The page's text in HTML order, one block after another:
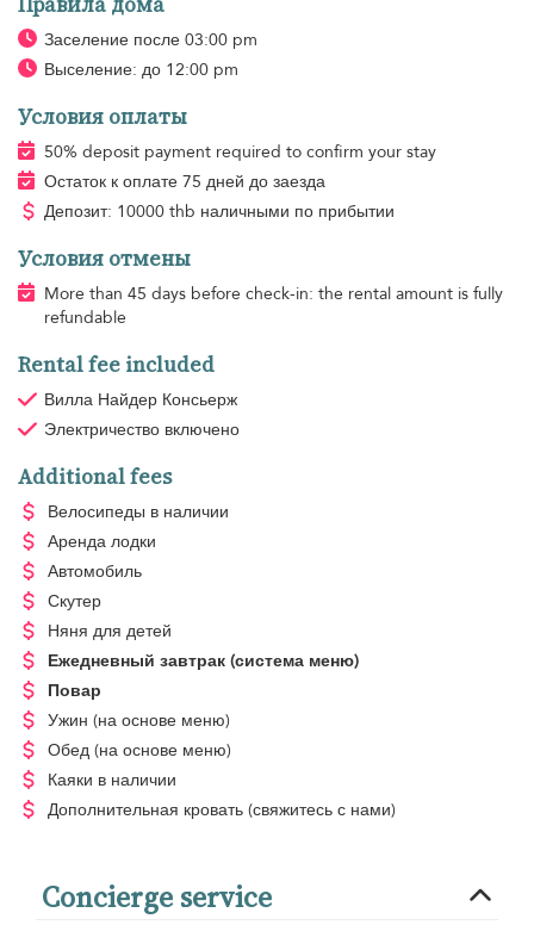
Заселение после 03:00 pm
Выселение: до 12:00 pm
Условия оплаты
50% deposit payment required to confirm your stay
Остаток к оплате 75 дней до заезда
Депозит: 10000 thb наличными по прибытии
Условия отмены
More than 45 days before check-in: the rental amount is fully
refundable
Rental fee included
Вилла Найдер Консьерж
Электричество включено
Additional fees
Велосипеды в наличии
Аренда лодки
Автомобиль
Скутер
Няня для детей
Ежедневный завтрак (система меню)
Повар
Ужин (на основе меню)
Обед (на основе меню)
Каяки в наличии
Дополнительная кровать (свяжитесь с нами)
Concierge service